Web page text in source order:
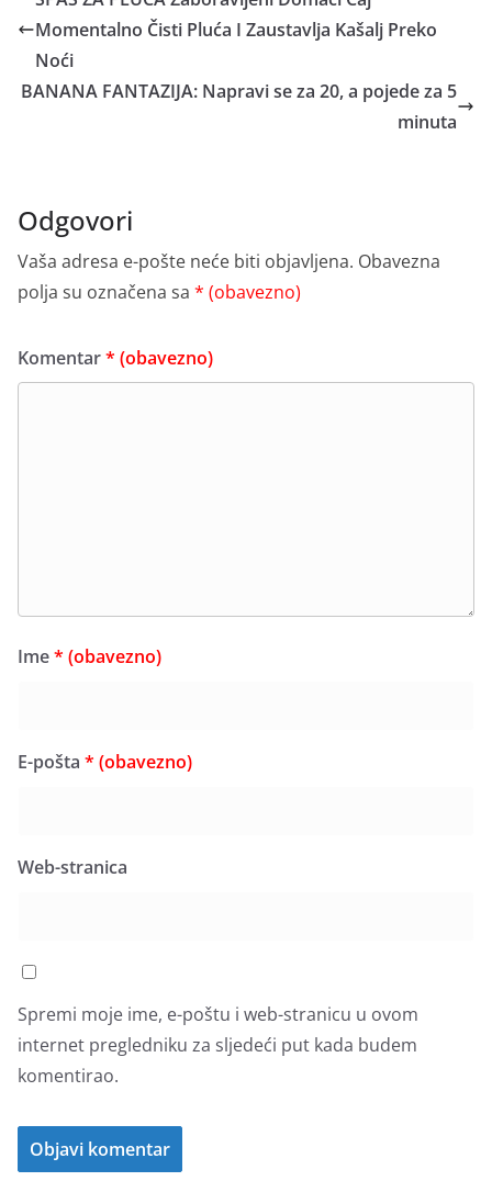
Momentalno Čisti Pluća I Zaustavlja Kašalj Preko
Noći
BANANA FANTAZIJA: Napravi se za 20, a pojede za 5
minuta
Odgovori
Vaša adresa e-pošte neće biti objavljena. Obavezna
polja su označena sa * (obavezno)
Komentar* (obavezno)
Ime* (obavezno)
E-pošta * (obavezno)
Web-stranica
Spremi moje ime, e-poštu i web-stranicu u ovom
internet pregledniku za sljedeći put kada budem
komentirao.